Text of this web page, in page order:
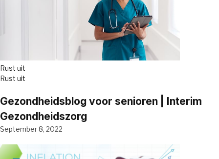
Rust uit
Rust uit
Gezondheidsblog voor senioren | Interim
Gezondheidszorg
September 8, 2022